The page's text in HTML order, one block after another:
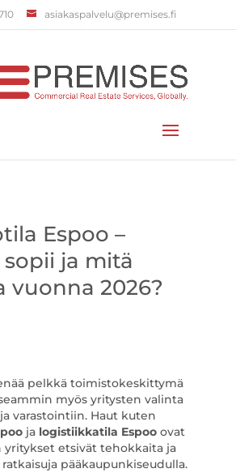
asiakaspalvelu@premises.fi
Espoo –
ja mitä
vuonna 2026?
pelkkä toimistokeskittymä
myös yritysten valinta
varastointiin. Haut kuten
ja logistiikkatila Espooovat
yritykset etsivät tehokkaita ja
pääkaupunkiseudulla.